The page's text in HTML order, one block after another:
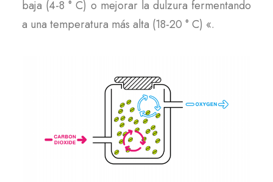
baja (4-8 ° C) o mejorar la dulzura fermentando
a una temperatura más alta (18-20 ° C) «.